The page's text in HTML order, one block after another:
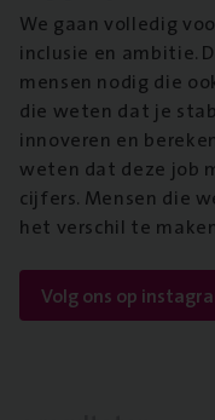
We gaan volledig
inclusie en ambitie.
mensen nodig die
die weten dat je
innoveren en
weten dat deze job
cijfers. Mensen die
het verschil te
Volg ons op